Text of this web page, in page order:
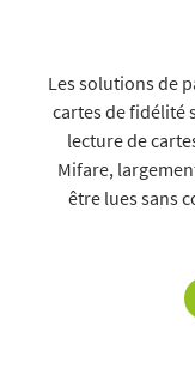
Les solutions de
cartes de fidélité
lecture de
Mifare,
être lues sans